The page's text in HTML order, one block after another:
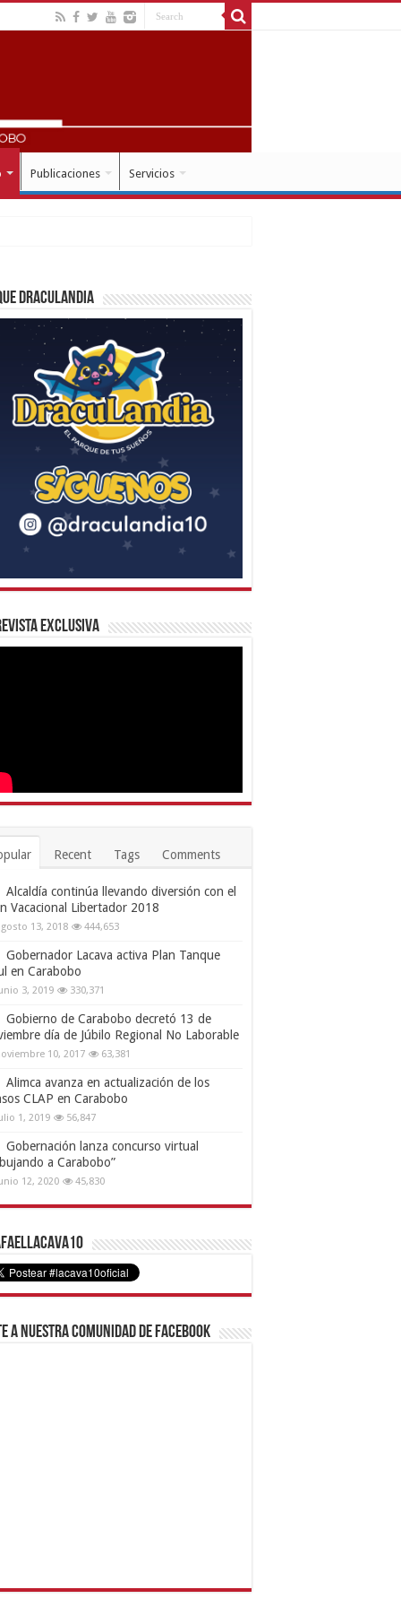
Publicaciones Servicios
Draculandia
Exclusiva
Recent Tags Comments
Alcaldía continúa llevando diversión con el
Vacacional Libertador 2018
13, 2018 444,653
Gobernador Lacava activa Plan Tanque
en Carabobo
3, 2019 330,371
Gobierno de Carabobo decretó 13 de
día de Júbilo Regional No Laborable
10, 2017 63,381
Alimca avanza en actualización de los
CLAP en Carabobo
1, 2019 56,847
Gobernación lanza concurso virtual
a Carabobo”
12, 2020 45,830
a nuestra comunidad de Facebook